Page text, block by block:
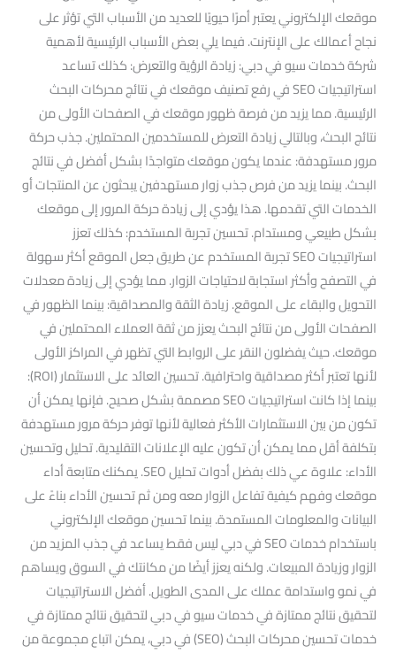
موقعك الإلكتروني يعتبر أمرًا حيويًا للعديد من الأسباب التي تؤثر على
نجاح أعمالك على الإنترنت. فيما يلي بعض الأسباب الرئيسية لأهمية
شركة خدمات سيو في دبي: زيادة الرؤية والتعرض: كذلك تساعد
استراتيجيات SEO في رفع تصنيف موقعك في نتائج محركات البحث
الرئيسية. مما يزيد من فرصة ظهور موقعك في الصفحات الأولى من
نتائج البحث، وبالتالي زيادة التعرض للمستخدمين المحتملين. جذب حركة
مرور مستهدفة: عندما يكون موقعك متواجدًا بشكل أفضل في نتائج
البحث. بينما يزيد من فرص جذب زوار مستهدفين يبحثون عن المنتجات أو
الخدمات التي تقدمها. هذا يؤدي إلى زيادة حركة المرور إلى موقعك
بشكل طبيعي ومستدام. تحسين تجربة المستخدم: كذلك تعزز
استراتيجيات SEO تجربة المستخدم عن طريق جعل الموقع أكثر سهولة
في التصفح وأكثر استجابة لاحتياجات الزوار. مما يؤدي إلى زيادة معدلات
التحويل والبقاء على الموقع. زيادة الثقة والمصداقية: بينما الظهور في
الصفحات الأولى من نتائج البحث يعزز من ثقة العملاء المحتملين في
موقعك. حيث يفضلون النقر على الروابط التي تظهر في المراكز الأولى
لأنها تعتبر أكثر مصداقية واحترافية. تحسين العائد على الاستثمار (ROI):
بينما إذا كانت استراتيجيات SEO مصممة بشكل صحيح. فإنها يمكن أن
تكون من بين الاستثمارات الأكثر فعالية لأنها توفر حركة مرور مستهدفة
بتكلفة أقل مما يمكن أن تكون عليه الإعلانات التقليدية. تحليل وتحسين
الأداء: علاوة عي ذلك بفضل أدوات تحليل SEO. يمكنك متابعة أداء
موقعك وفهم كيفية تفاعل الزوار معه ومن ثم تحسين الأداء بناءً على
البيانات والمعلومات المستمدة. بينما تحسين موقعك الإلكتروني
باستخدام خدمات SEO في دبي ليس فقط يساعد في جذب المزيد من
الزوار وزيادة المبيعات. ولكنه يعزز أيضًا من مكانتك في السوق ويساهم
في نمو واستدامة عملك على المدى الطويل. أفضل الاستراتيجيات
لتحقيق نتائج ممتازة في خدمات سيو في دبي لتحقيق نتائج ممتازة في
خدمات تحسين محركات البحث (SEO) في دبي، يمكن اتباع مجموعة من